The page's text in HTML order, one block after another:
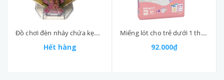
Đồ chơi đèn nháy chứa kẹo hình thỏi son Yummy delight cái 5gr
Hết hàng
Miếng lót cho trẻ dưới 1 tháng tuổi Newborn 1 bịch 64 miếng
92.000₫